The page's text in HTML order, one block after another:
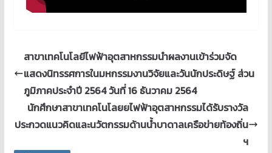
สาขาเทคโนโลยีไฟฟ้าอุตสาหกรรมนำผลงานเข้าร่วมจัด
แสดงนิทรรศการในมหกรรมงานวิจัยและวันนักประดิษฐ์ ส่วน
ภูมิภาคประจำปี 2564 วันที่ 16 ธันวาคม 2564
นักศึกษาสาขาเทคโนโลยยไฟฟ้าอุตสาหกรรมได้รับรางวัล
ประกวดแนวคิดและนวัตกรรมด้านน้ำบาดาลเครือข่ายท้องถิ่น
ฯ